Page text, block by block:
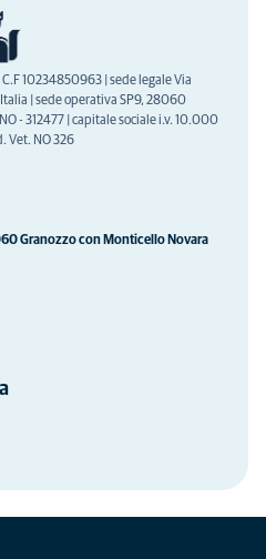
10234850963 | sede legale Via
| sede operativa SP9, 28060
- 312477 | capitale sociale i.v. 10.000
Vet. NO 326
Granozzo con Monticello Novara